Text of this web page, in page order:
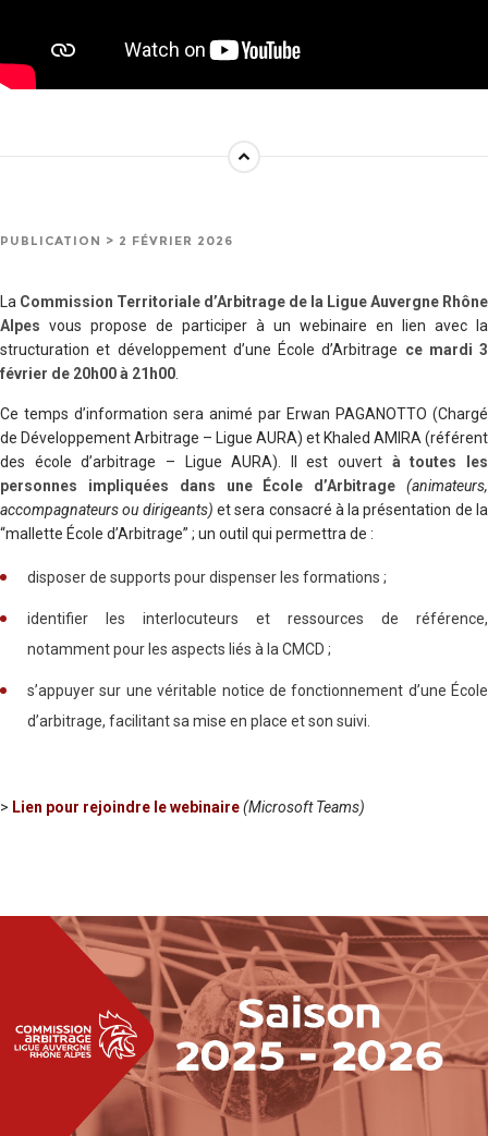
PUBLICATION > 2 FÉVRIER 2026
La Commission Territoriale d’Arbitrage de la Ligue Auvergne Rhône
Alpes vous propose de participer à un webinaire en lien avec la
structuration et développement d’une École d’Arbitrage ce mardi 3
février de 20h00 à 21h00
Ce temps d’information sera animé par Erwan PAGANOTTO (Chargé
de Développement Arbitrage – Ligue AURA) et Khaled AMIRA (référent
des école d’arbitrage – Ligue AURA). Il est ouvert à toutes les
personnes impliquées dans une École d’Arbitrage (animateurs,
accompagnateurs ou dirigeants) et sera consacré à la présentation de la
“mallette École d’Arbitrage” ; un outil qui permettra de :
disposer de supports pour dispenser les formations ;
identifier les interlocuteurs et ressources de référence,
notamment pour les aspects liés à la CMCD ;
s’appuyer sur une véritable notice de fonctionnement d’une École
d’arbitrage, facilitant sa mise en place et son suivi.
> Lien pour rejoindre le webinaire(Microsoft Teams)